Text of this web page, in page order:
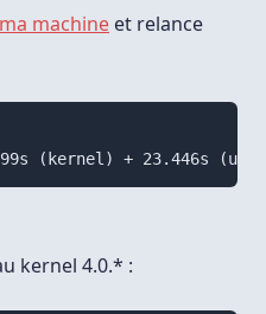
machine et relance
kernel 4.0.* :